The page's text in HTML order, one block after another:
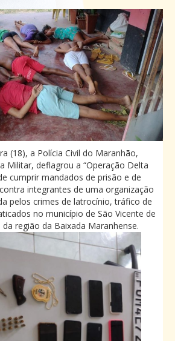
(18), a Polícia Civil do Maranhão,
Militar, deflagrou a “Operação Delta
cumprir mandados de prisão e de
integrantes de uma organização
pelos crimes de latrocínio, tráfico de
no município de São Vicente de
região da Baixada Maranhense.